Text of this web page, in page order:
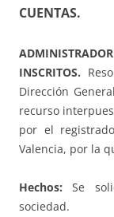
CUENTAS.
INSCRITOS.
Dirección
recurso
por el
Valencia, por la
Hechos: Se
sociedad.